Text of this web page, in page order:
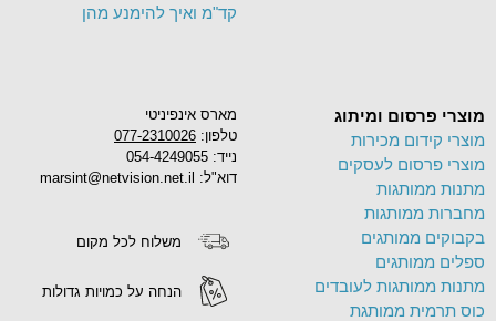
מארס אינפיניטי
טלפון: 077-2310026
נייד: 054-4249055
דוא"ל: marsint@netvision.net.il
משלוח לכל מקום
הנחה על כמויות גדולות
מוצרי פרסום ומיתוג
מוצרי קידום מכירות
מוצרי פרסום לעסקים
מתנות ממותגות
מחברות ממותגות
בקבוקים ממותגים
ספלים ממותגים
מתנות ממותגות לעובדים
כוס תרמית ממותגת
קד"מ ואיך להימנע מהן